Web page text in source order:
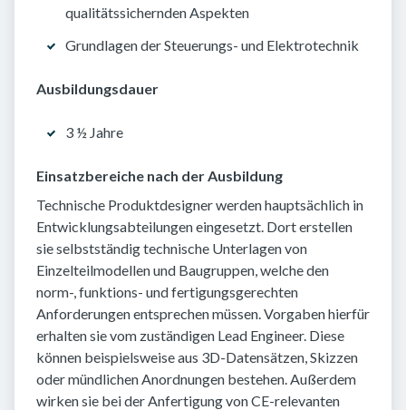
qualitätssichernden Aspekten
Grundlagen der Steuerungs- und Elektrotechnik
Ausbildungsdauer
3 ½ Jahre
Einsatzbereiche nach der Ausbildung
Technische Produktdesigner werden hauptsächlich in
Entwicklungsabteilungen eingesetzt. Dort erstellen
sie selbstständig technische Unterlagen von
Einzelteilmodellen und Baugruppen, welche den
norm-, funktions- und fertigungsgerechten
Anforderungen entsprechen müssen. Vorgaben hierfür
erhalten sie vom zuständigen Lead Engineer. Diese
können beispielsweise aus 3D-Datensätzen, Skizzen
oder mündlichen Anordnungen bestehen. Außerdem
wirken sie bei der Anfertigung von CE-relevanten